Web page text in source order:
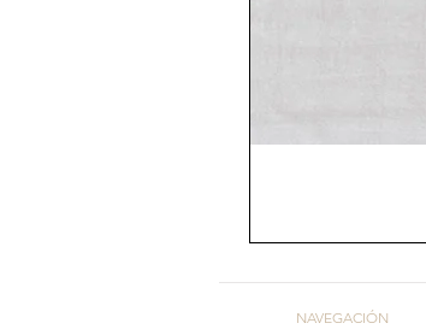
NAVEGACIÓN